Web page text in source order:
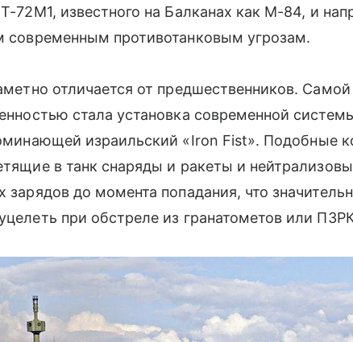
72М1, известного на Балканах как М-84, и
современным противотанковым угрозам.
отличается от предшественников. Самой
стала установка современной
израильский «Iron Fist». Подобные
в танк снаряды и ракеты и
до момента попадания, что
при обстреле из гранатометов или